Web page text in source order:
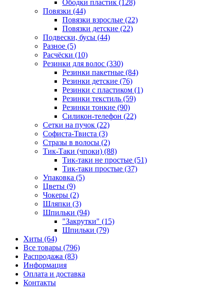
Ободки пластик (128)
Повязки (44)
Повязки взрослые (22)
Повязки детские (22)
Подвески, бусы (44)
Разное (5)
Расчёски (10)
Резинки для волос (330)
Резинки пакетные (84)
Резинки детские (76)
Резинки с пластиком (1)
Резинки текстиль (59)
Резинки тонкие (90)
Силикон-телефон (22)
Сетки на пучок (22)
Софиста-Твиста (3)
Стразы в волосы (2)
Тик-Таки (чпоки) (88)
Тик-таки не простые (51)
Тик-таки простые (37)
Упаковка (5)
Цветы (9)
Чокеры (2)
Шляпки (3)
Шпильки (94)
"Закрутки" (15)
Шпильки (79)
Хиты (64)
Все товары (796)
Распродажа (83)
Информация
Оплата и доставка
Контакты